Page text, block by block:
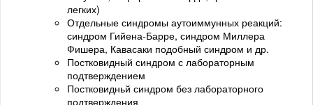
легких)
Отдельные синдромы аутоиммунных реакций:
синдром Гийена-Барре, синдром Миллера
Фишера, Кавасаки подобный синдром и др.
Постковидный синдром с лабораторным
подтверждением
Постковидньй синдром без лабораторного
подтверждения